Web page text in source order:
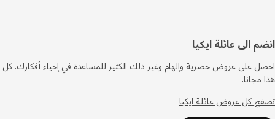
الى عائلة ايكيا
على عروض حصرية وإلهام وغير ذلك الكثير للمساعدة في إحياء أفكارك. كل
كل عروض عائلة ايكيا